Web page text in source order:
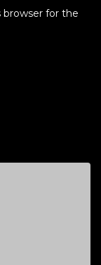
browser for the